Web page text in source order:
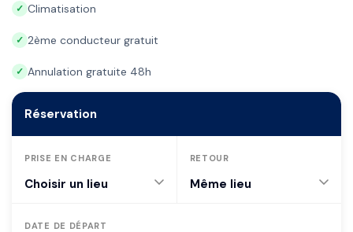
✓ Climatisation
✓ 2ème conducteur gratuit
✓ Annulation gratuite 48h
Réservation
PRISE EN CHARGE RETOUR
DATE DE DÉPART